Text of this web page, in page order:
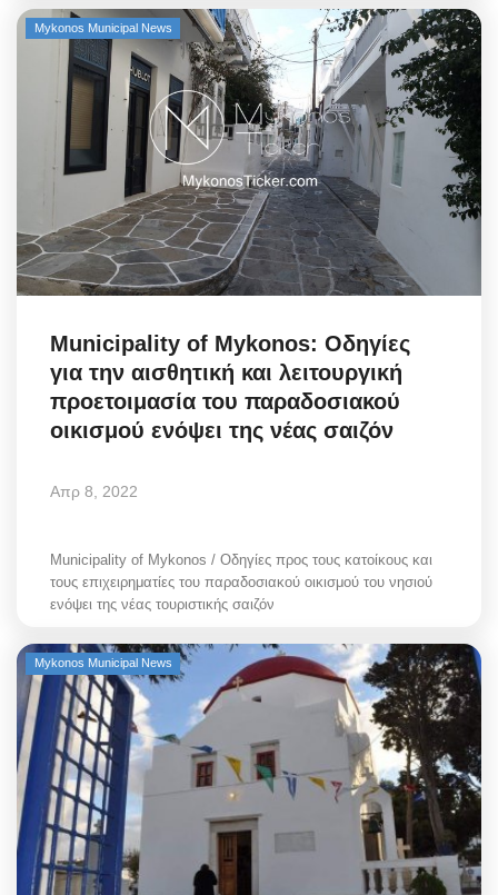
Mykonos Municipal News
Municipality of Mykonos: Οδηγίες
για την αισθητική και λειτουργική
προετοιμασία του παραδοσιακού
οικισμού ενόψει της νέας σαιζόν
Απρ 8, 2022
Municipality of Mykonos / Οδηγίες προς τους κατοίκους και
τους επιχειρηματίες του παραδοσιακού οικισμού του νησιού
ενόψει της νέας τουριστικής σαιζόν
Mykonos Municipal News